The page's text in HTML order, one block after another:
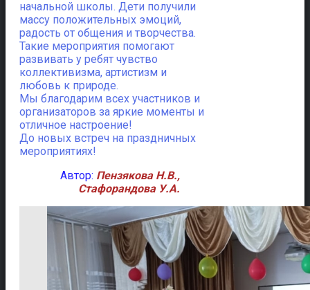
начальной школы. Дети получили
массу положительных эмоций,
радость от общения и творчества.
Такие мероприятия помогают
развивать у ребят чувство
коллективизма, артистизм и
любовь к природе.
Мы благодарим всех участников и
организаторов за яркие моменты и
отличное настроение!
До новых встреч на праздничных
мероприятиях!
Автор: Пензякова Н.В.,
Стафорандова У.А.